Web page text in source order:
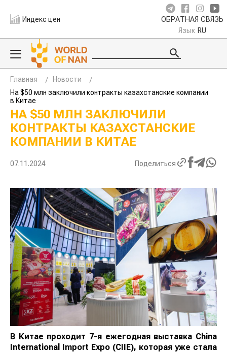
Индекс цен ОБРАТНАЯ СВЯЗЬ
Язык RU
Главная
Новости
На $50 млн заключили контракты казахстанские компании
в Китае
НА $50 МЛН ЗАКЛЮЧИЛИ
КОНТРАКТЫ КАЗАХСТАНСКИЕ
КОМПАНИИ В КИТАЕ
07.11.2024 Поделиться
В Китае проходит 7-я ежегодная выставка China
International Import Expo (CIIE), которая уже стала